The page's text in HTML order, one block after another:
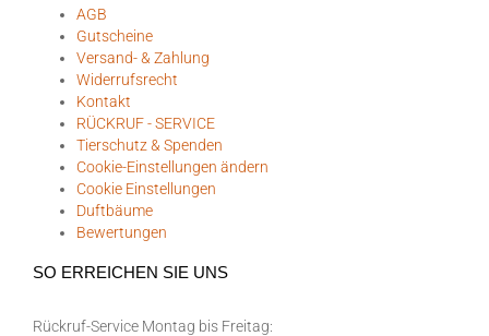
AGB
Gutscheine
Versand- & Zahlung
Widerrufsrecht
Kontakt
RÜCKRUF - SERVICE
Tierschutz & Spenden
Cookie-Einstellungen ändern
Cookie Einstellungen
Duftbäume
Bewertungen
SO ERREICHEN SIE UNS
Rückruf-Service Montag bis Freitag: